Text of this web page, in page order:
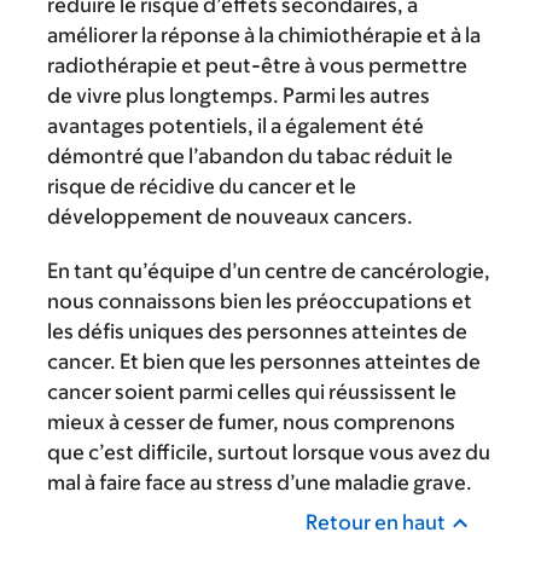
réduire le risque d’effets secondaires, à
améliorer la réponse à la chimiothérapie et à la
radiothérapie et peut-être à vous permettre
de vivre plus longtemps. Parmi les autres
avantages potentiels, il a également été
démontré que l’abandon du tabac réduit le
risque de récidive du cancer et le
développement de nouveaux cancers.
En tant qu’équipe d’un centre de cancérologie,
nous connaissons bien les préoccupations et
les défis uniques des personnes atteintes de
cancer. Et bien que les personnes atteintes de
cancer soient parmi celles qui réussissent le
mieux à cesser de fumer, nous comprenons
que c’est difficile, surtout lorsque vous avez du
mal à faire face au stress d’une maladie grave.
Retour en haut